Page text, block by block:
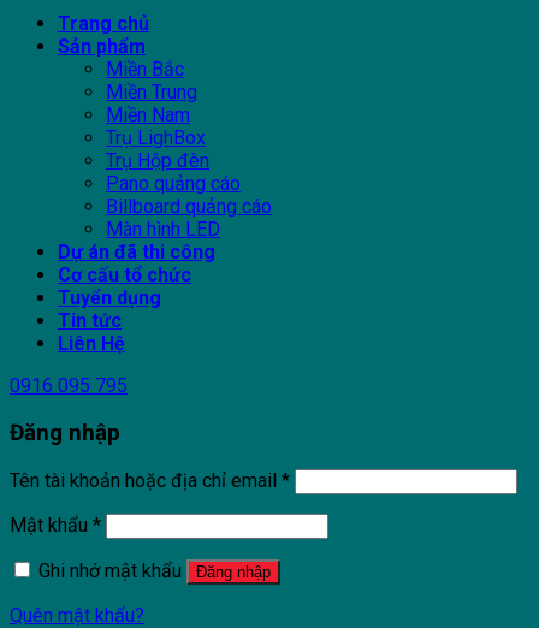
Trang chủ
Sản phẩm
Miền Bắc
Miền Trung
Miền Nam
Trụ LighBox
Trụ Hộp đèn
Pano quảng cáo
Billboard quảng cáo
Màn hình LED
Dự án đã thi công
Cơ cấu tổ chức
Tuyển dụng
Tin tức
Liên Hệ
0916 095 795
Đăng nhập
Tên tài khoản hoặc địa chỉ email *
Mật khẩu *
Ghi nhớ mật khẩu
Đăng nhập
Quên mật khẩu?